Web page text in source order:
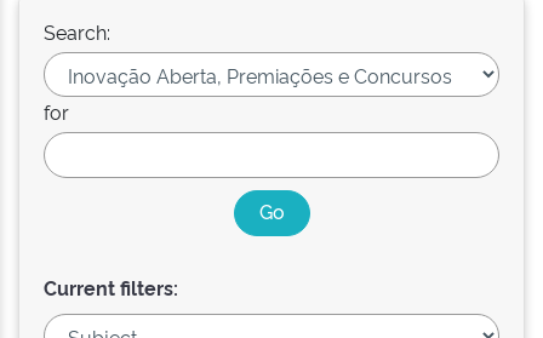
Search:
for
Current filters: